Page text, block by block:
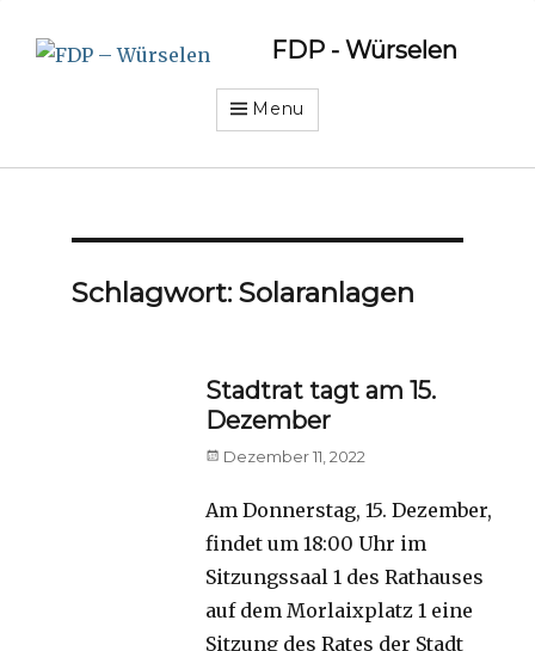
FDP - Würselen
Menu
Schlagwort: Solaranlagen
Stadtrat tagt am 15.
Dezember
Posted
Dezember 11, 2022
Am Donnerstag, 15. Dezember,
findet um 18:00 Uhr im
Sitzungssaal 1 des Rathauses
auf dem Morlaixplatz 1 eine
Sitzung des Rates der Stadt